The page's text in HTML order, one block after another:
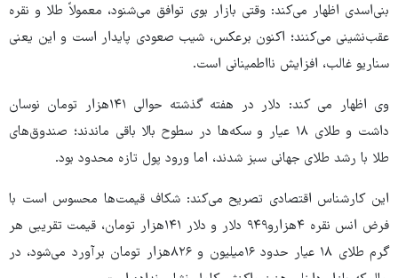
بنی‌اسدی اظهار می‌کند: وقتی بازار بوی توافق می‌شنود، معمولاً طلا و نقره
عقب‌نشینی می‌کنند؛ اکنون برعکس، شیب صعودی پایدار است و این یعنی
سناریو غالب، افزایش نااطمینانی است.
وی اظهار می کند: دلار در هفته گذشته حوالی ۱۴۱هزار تومان نوسان
داشت و طلای ۱۸ عیار و سکه‌ها در سطوح بالا باقی ماندند؛ صندوق‌های
طلا با رشد طلای جهانی سبز شدند، اما ورود پول تازه محدود بود.
این کارشناس اقتصادی تصریح می‌کند: شکاف قیمت‌ها محسوس است با
فرض انس نقره ۴هزارو۹۴۹ دلار و دلار ۱۴۱هزار تومان، قیمت تقریبی هر
گرم طلای ۱۸ عیار حدود ۱۶میلیون و ۸۲۶هزار تومان برآورد می‌شود، در